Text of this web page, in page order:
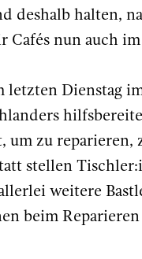
deshalb halten,
Cafés nun auch
letzten Dienstag
hilfsbereite
zu reparieren,
stellen
weitere
beim